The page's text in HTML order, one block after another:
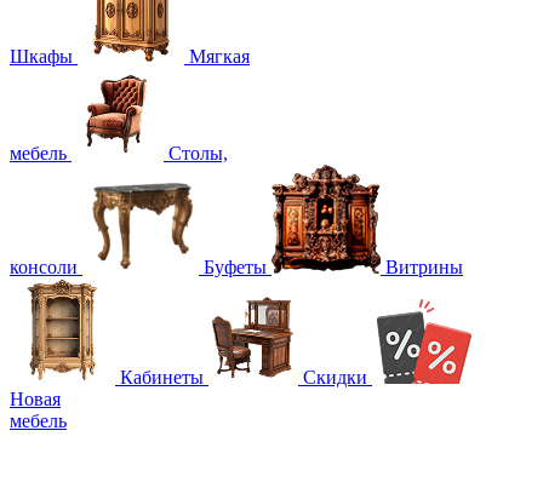
Шкафы Мягкая
мебель Столы,
консоли Буфеты Витрины
Кабинеты
Скидки
Новая
мебель